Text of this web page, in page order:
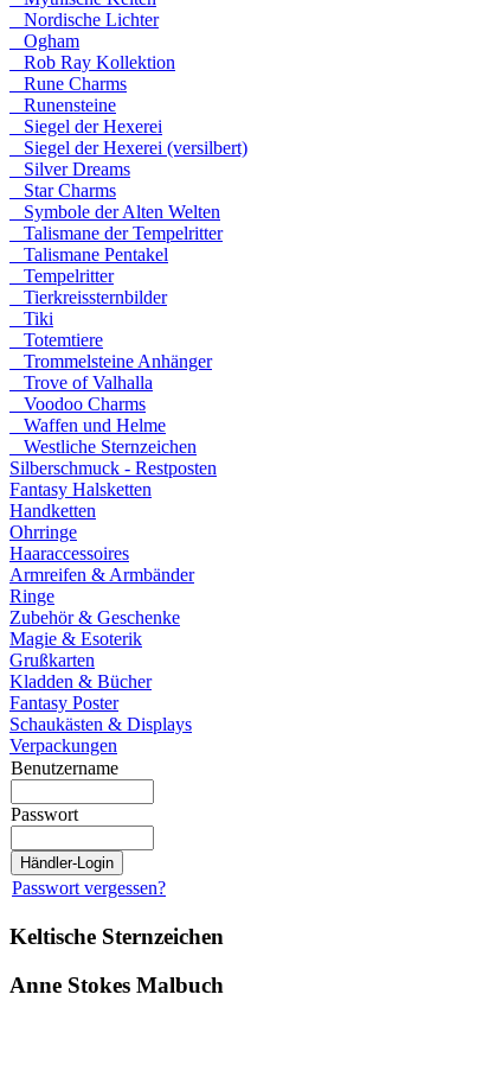
Nordische Lichter
Ogham
Rob Ray Kollektion
Rune Charms
Runensteine
Siegel der Hexerei
Siegel der Hexerei (versilbert)
Silver Dreams
Star Charms
Symbole der Alten Welten
Talismane der Tempelritter
Talismane Pentakel
Tempelritter
Tierkreissternbilder
Tiki
Totemtiere
Trommelsteine Anhänger
Trove of Valhalla
Voodoo Charms
Waffen und Helme
Westliche Sternzeichen
Silberschmuck - Restposten
Fantasy Halsketten
Handketten
Ohrringe
Haaraccessoires
Armreifen & Armbänder
Ringe
Zubehör & Geschenke
Magie & Esoterik
Grußkarten
Kladden & Bücher
Fantasy Poster
Schaukästen & Displays
Verpackungen
Benutzername
Passwort
Passwort vergessen?
Keltische Sternzeichen
Anne Stokes Malbuch